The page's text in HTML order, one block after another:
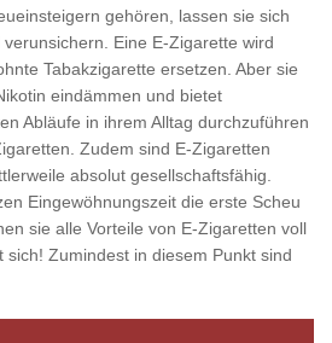
gehören, lassen sie sich
Eine E-Zigarette wird
Tabakzigarette ersetzen. Aber sie
eindämmen und bietet
Abläufe in ihrem Alltag durchzuführen
Zudem sind E-Zigaretten
absolut gesellschaftsfähig.
Eingewöhnungszeit die erste Scheu
sie alle Vorteile von E-Zigaretten voll
sich! Zumindest in diesem Punkt sind